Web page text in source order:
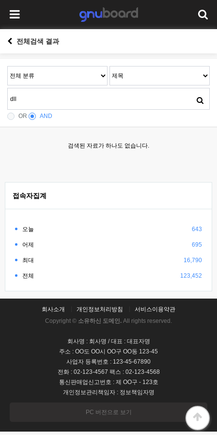
전체검색 결과
OR AND
검색된 자료가 하나도 없습니다.
접속자집계
오늘 643
어제 695
최대 16,790
전체 123,452
회사소개 개인정보처리방침
서비스이용약관
Copyright © 소유하신 도메인. All rights reserved.
회사명 : 회사명 / 대표 : 대표자명
주소 : OO도 OO시 OO구 OO동 123-45
사업자 등록번호 : 123-45-67890
전화 : 02-123-4567 팩스 : 02-123-4568
통신판매업신고번호 : 제 OO구 - 123호
개인정보관리책임자 : 정보책임자명
PC 버전으로 보기